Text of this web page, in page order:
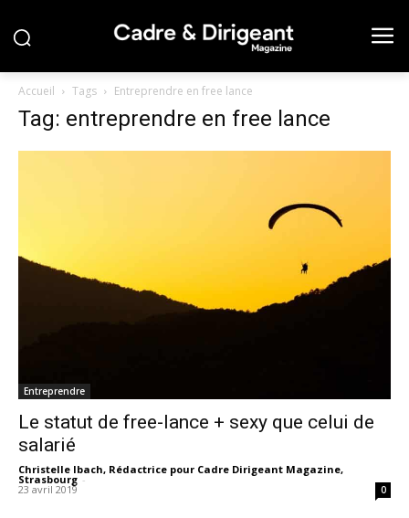
Accueil Tags Entreprendre en free lance
Tag: entreprendre en free lance
Entreprendre
Le statut de free-lance + sexy que celui de
salarié
Christelle Ibach, Rédactrice pour Cadre Dirigeant Magazine,
Strasbourg -
23 avril 2019 0